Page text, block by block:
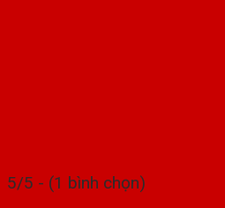
5/5 - (1 bình chọn)